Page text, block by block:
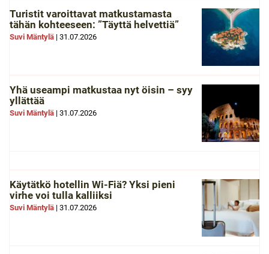
Turistit varoittavat matkustamasta
tähän kohteeseen: ”Täyttä helvettiä”
Suvi Mäntylä | 31.07.2026
Yhä useampi matkustaa nyt öisin – syy
yllättää
Suvi Mäntylä | 31.07.2026
Käytätkö hotellin Wi-Fiä? Yksi pieni
virhe voi tulla kalliiksi
Suvi Mäntylä | 31.07.2026